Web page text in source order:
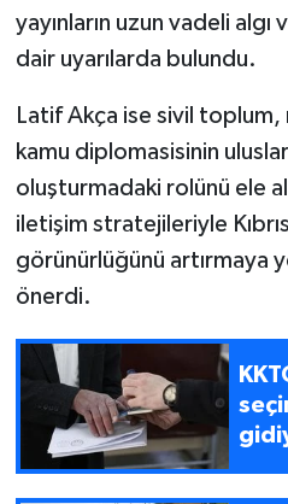
yayınların uzun vadeli
dair uyarılarda bulundu.
Latif Akça ise sivil
kamu diplomasisinin
oluşturmadaki rolünü ele
iletişim stratejileriyle
görünürlüğünü artırmaya
önerdi.